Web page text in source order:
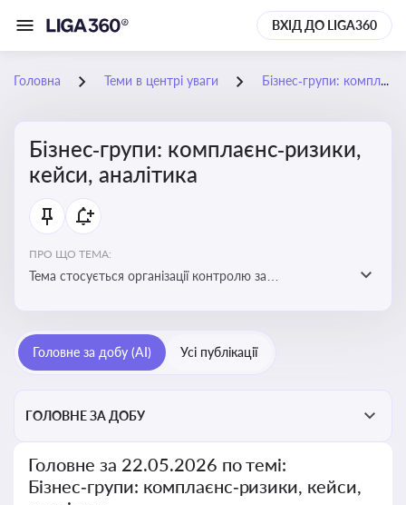
ВХІД ДО LIGA360
Головна Теми в центрі уваги Бізнес‑групи: комплаєнс‑ризики, кейси, аналітика
Бізнес‑групи: комплаєнс‑ризики,
кейси, аналітика
ПРО ЩО ТЕМА:
Тема стосується організації контролю за
Головне за добу (AI) Усі публікації
ГОЛОВНЕ ЗА ДОБУ
Головне за 22.05.2026 по темі:
Бізнес‑групи: комплаєнс‑ризики, кейси,